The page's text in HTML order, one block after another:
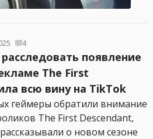
4
появление
The First
всю вину на TikTok
геймеры обратили внимание
The First Descendant,
о новом сезоне